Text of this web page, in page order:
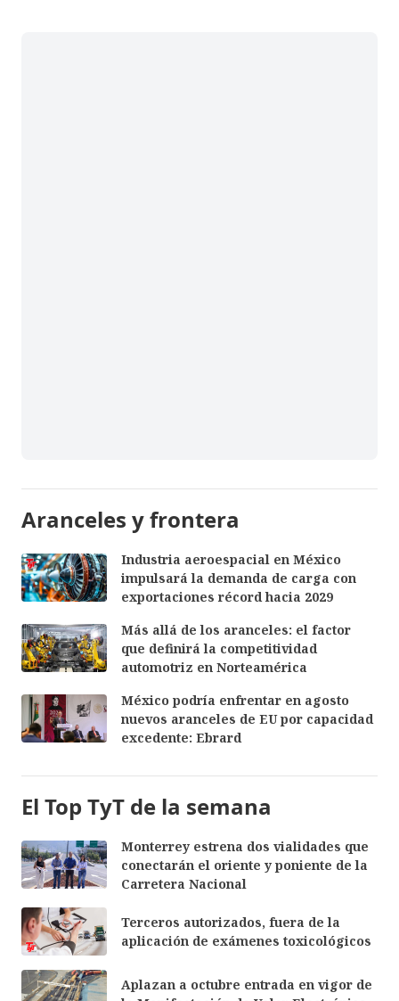
Aranceles y frontera
Industria aeroespacial en México
impulsará la demanda de carga con
exportaciones récord hacia 2029
Más allá de los aranceles: el factor
que definirá la competitividad
automotriz en Norteamérica
México podría enfrentar en agosto
nuevos aranceles de EU por capacidad
excedente: Ebrard
El Top TyT de la semana
Monterrey estrena dos vialidades que
conectarán el oriente y poniente de la
Carretera Nacional
Terceros autorizados, fuera de la
aplicación de exámenes toxicológicos
Aplazan a octubre entrada en vigor de